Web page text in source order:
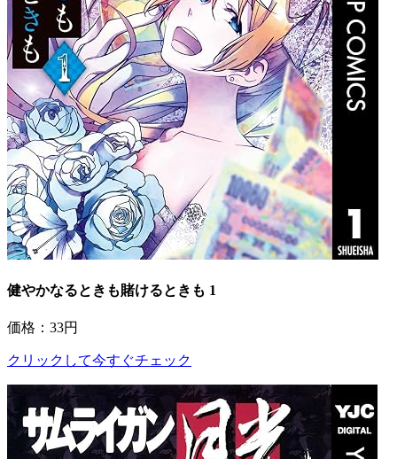
健やかなるときも賭けるときも 1
価格：33円
クリックして今すぐチェック